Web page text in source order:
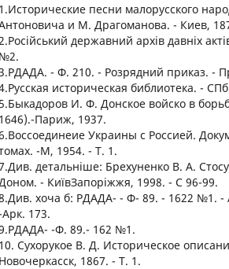
1.Исторические песни малорусского
и М. Драгоманова. - Киев,
державний архів давніх
№2.
- Ф. 210. - Розрядний приказ. -
историческая библиотека. -
5.Быкадоров И. Ф. Донское войско в
1646).-Париж, 1937.
Украины с Россией.
-М, 1954. - Т. 1.
детальніше: Брехуненко В. А.
- КиївЗапоріжжя, 1998. - С 96-99.
хоча б: РДАДА- - Ф- 89. - 1622 №1. -
173.
-Ф. 89.- 162 №1.
10. Сухорукое В. Д. Историческое
Новочеркасск, 1867. - Т. 1.